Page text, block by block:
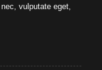
vulputate eget,